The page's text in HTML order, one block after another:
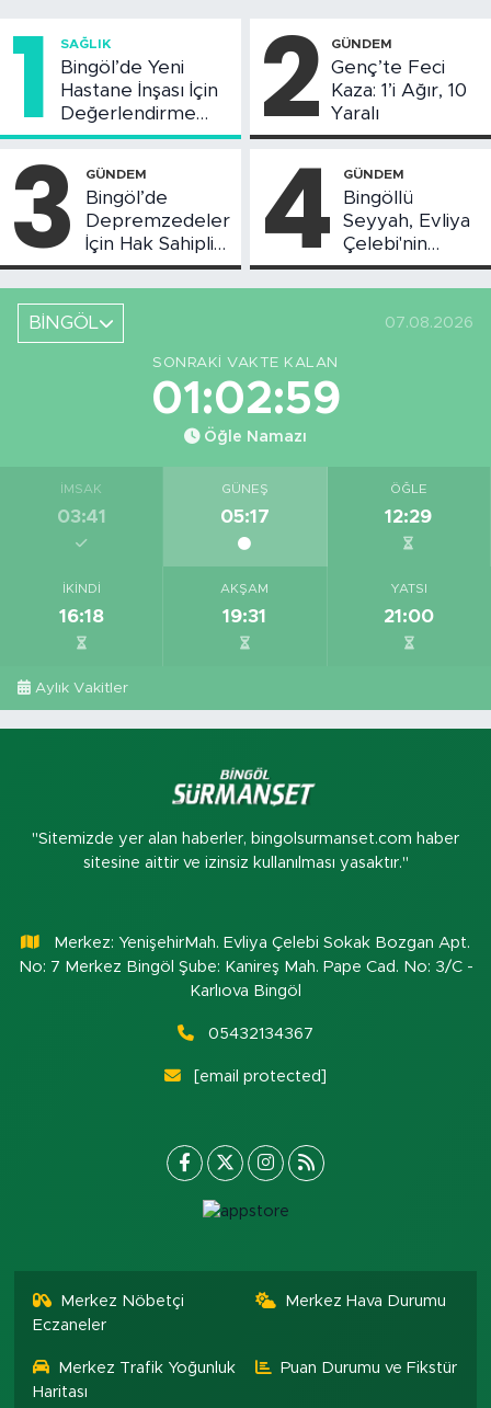
1 SAĞLIK
Bingöl’de Yeni
Hastane İnşası İçin
Değerlendirme
Toplantısı Yapıldı
2 GÜNDEM
Genç’te Feci
Kaza: 1’i Ağır, 10
Yaralı
3 GÜNDEM
Bingöl’de
Depremzedeler
İçin Hak Sahipliği
Askı Süreci
Başladı
4 GÜNDEM
Bingöllü
Seyyah, Evliya
Çelebi'nin
Bahsettiği
Bingöl'deki O
BİNGÖL 07.08.2026
SONRAKI VAKTE KALAN
01:02:58
Öğle Namazı
İMSAK
03:41
GÜNEŞ
05:17
ÖĞLE
12:29
İKINDI
16:18
AKŞAM
19:31
YATSI
21:00
Aylık Vakitler
"Sitemizde yer alan haberler, bingolsurmanset.com haber
sitesine aittir ve izinsiz kullanılması yasaktır."
Merkez: YenişehirMah. Evliya Çelebi Sokak Bozgan Apt.
No: 7 Merkez Bingöl Şube: Kanireş Mah. Pape Cad. No: 3/C -
Karlıova Bingöl
05432134367
[email protected]
Merkez Nöbetçi
Eczaneler
Merkez Hava Durumu
Merkez Trafik Yoğunluk
Haritası
Puan Durumu ve Fikstür